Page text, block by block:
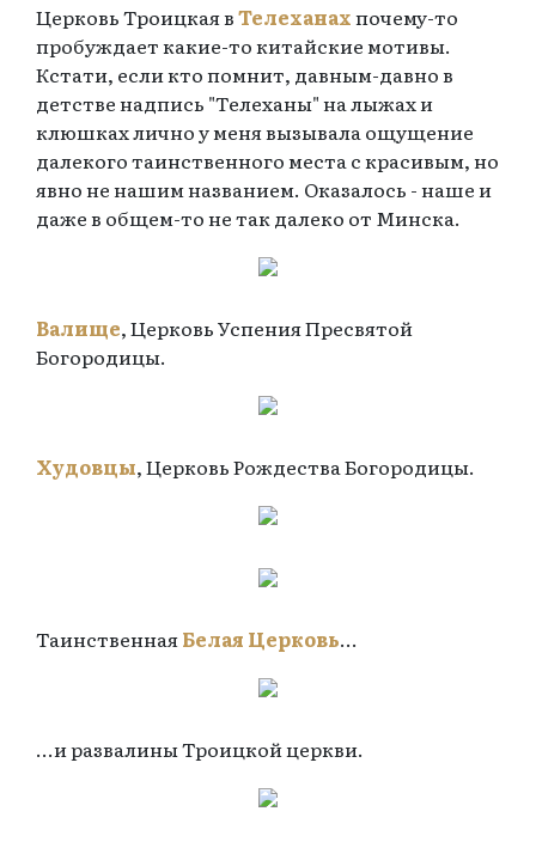
Церковь Троицкая вТелеханахпочему-то
пробуждает какие-то китайские мотивы.
Кстати, если кто помнит, давным-давно в
детстве надпись "Телеханы" на лыжах и
клюшках лично у меня вызывала ощущение
далекого таинственного места с красивым, но
явно не нашим названием. Оказалось - наше и
даже в общем-то не так далеко от Минска.
Валище, Церковь Успения Пресвятой
Богородицы.
Худовцы, Церковь Рождества Богородицы.
ТаинственнаяБелая Церковь...
...и развалины Троицкой церкви.